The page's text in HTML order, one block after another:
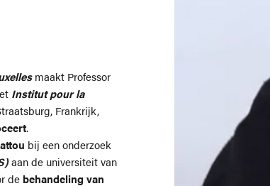
maakt Professor
Institut pour la
Frankrijk,
.
bij een onderzoek
aan de universiteit van
de behandeling van